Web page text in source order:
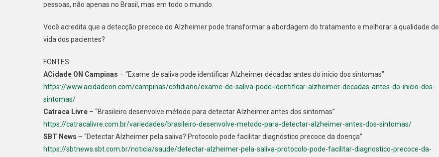
pessoas, não apenas no Brasil, mas em todo o mundo.
Você acredita que a detecção precoce do Alzheimer pode transformar a abordagem do tratamento e melhorar a qualidade de
vida dos pacientes?
FONTES:
ACidade ON Campinas – “Exame de saliva pode identificar Alzheimer décadas antes do início dos sintomas”
https://www.acidadeon.com/campinas/cotidiano/exame-de-saliva-pode-identificar-alzheimer-decadas-antes-do-inicio-dos-
sintomas/
Catraca Livre – “Brasileiro desenvolve método para detectar Alzheimer antes dos sintomas”
https://catracalivre.com.br/variedades/brasileiro-desenvolve-metodo-para-detectar-alzheimer-antes-dos-sintomas/
SBT News – “Detectar Alzheimer pela saliva? Protocolo pode facilitar diagnóstico precoce da doença”
https://sbtnews.sbt.com.br/noticia/saude/detectar-alzheimer-pela-saliva-protocolo-pode-facilitar-diagnostico-precoce-da-